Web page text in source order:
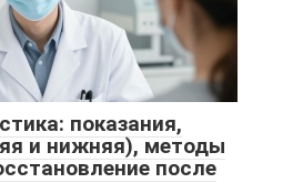
показания,
и нижняя), методы
после